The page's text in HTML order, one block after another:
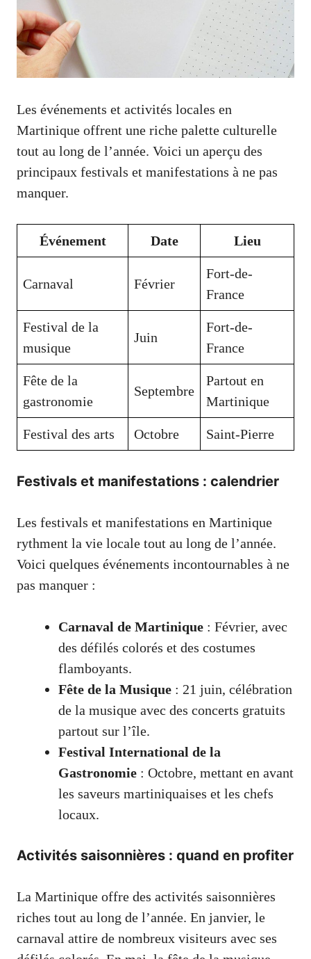
Les événements et activités locales en
Martinique offrent une riche palette culturelle
tout au long de l’année. Voici un aperçu des
principaux festivals et manifestations à ne pas
manquer.
Événement Date Lieu
Carnaval Février
Fort-de-
France
Festival de la
musique
Juin
Fort-de-
France
Fête de la
gastronomie
Septembre
Partout en
Martinique
Festival des arts Octobre Saint-Pierre
Festivals et manifestations : calendrier
Les festivals et manifestations en Martinique
rythment la vie locale tout au long de l’année.
Voici quelques événements incontournables à ne
pas manquer :
Carnaval de Martinique : Février, avec
des défilés colorés et des costumes
flamboyants.
Fête de la Musique : 21 juin, célébration
de la musique avec des concerts gratuits
partout sur l’île.
Festival International de la
Gastronomie : Octobre, mettant en avant
les saveurs martiniquaises et les chefs
locaux.
Activités saisonnières : quand en profiter
La Martinique offre des activités saisonnières
riches tout au long de l’année. En janvier, le
carnaval attire de nombreux visiteurs avec ses